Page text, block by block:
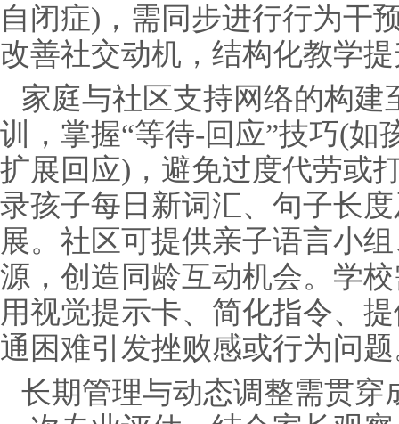
自闭症)，需同步进行行为干
改善社交动机，结构化教学
家庭与社区支持网络的构
训，掌握“等待-回应”技巧(如
扩展回应)，避免过度代劳或
录孩子每日新词汇、句子长
展。社区可提供亲子语言小
源，创造同龄互动机会。学
用视觉提示卡、简化指令、
通困难引发挫败感或行为问
长期管理与动态调整需贯穿